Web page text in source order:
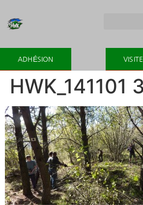
ADHÉSION
HWK_141101